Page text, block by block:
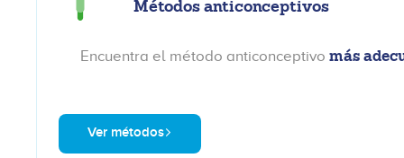
Métodos anticonceptivos
Encuentra el método anticonceptivo más
Ver métodos